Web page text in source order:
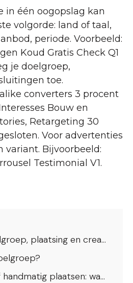
in één oogopslag kan
volgorde: land of taal,
periode. Voorbeeld:
Koud Gratis Check Q1
je doelgroep,
toe.
converters 3 procent
Bouw en
Retargeting 30
Voor advertenties
variant. Bijvoorbeeld:
Testimonial V1.
Hoe kies je doelgroep, plaatsing en creatives op Instagram en Facebook?
Automatisch of handmatig plaatsen: wat kies je?